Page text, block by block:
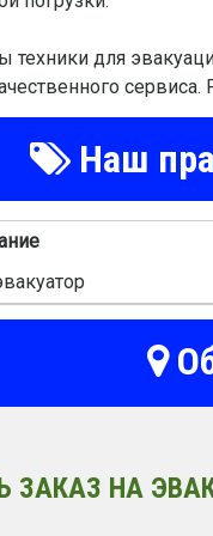
техники для
Наш
ЗАКАЗ НА